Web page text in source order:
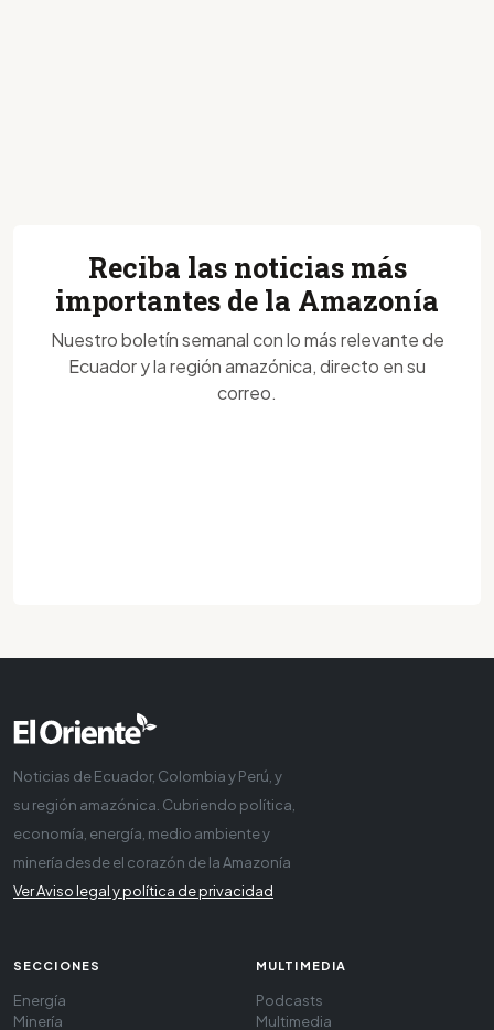
Reciba las noticias más
importantes de la Amazonía
Nuestro boletín semanal con lo más relevante de
Ecuador y la región amazónica, directo en su
correo.
Noticias de Ecuador, Colombia y Perú, y
su región amazónica. Cubriendo política,
economía, energía, medio ambiente y
minería desde el corazón de la Amazonía
Ver Aviso legal y política de privacidad
SECCIONES
Energía
Minería
MULTIMEDIA
Podcasts
Multimedia